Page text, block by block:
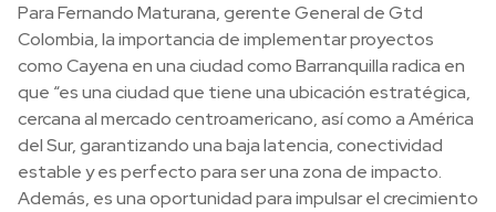
Para Fernando Maturana, gerente General de Gtd
Colombia, la importancia de implementar proyectos
como Cayena en una ciudad como Barranquilla radica en
que “es una ciudad que tiene una ubicación estratégica,
cercana al mercado centroamericano, así como a América
del Sur, garantizando una baja latencia, conectividad
estable y es perfecto para ser una zona de impacto.
Además, es una oportunidad para impulsar el crecimiento